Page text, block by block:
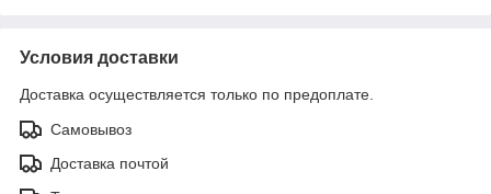
Условия доставки
Доставка осуществляется только по предоплате.
Самовывоз
Доставка почтой